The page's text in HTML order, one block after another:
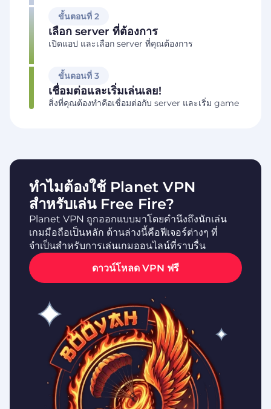
ขั้นตอนที่ 2
เลือก server ที่ต้องการ
เปิดแอป และเลือก server ที่คุณต้องการ
ขั้นตอนที่ 3
เชื่อมต่อและเริ่มเล่นเลย!
สิ่งที่คุณต้องทำคือเชื่อมต่อกับ server และเริ่ม game
ทำไมต้องใช้ Planet VPN
สำหรับเล่น Free Fire?
Planet VPN ถูกออกแบบมาโดยคำนึงถึงนักเล่น
เกมมือถือเป็นหลัก ด้านล่างนี้คือฟีเจอร์ต่างๆ ที่
จำเป็นสำหรับการเล่นเกมออนไลน์ที่ราบรื่น
ดาวน์โหลด VPN ฟรี